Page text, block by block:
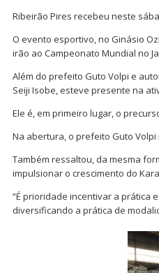
Ribeirão Pires recebeu neste
O evento esportivo, no Ginásio
irão ao Campeonato Mundial no
Além do prefeito Guto Volpi e
Seiji Isobe, esteve presente na
Ele é, em primeiro lugar, o
Na abertura, o prefeito Guto
Também ressaltou, da mesma
impulsionar o crescimento do
“É prioridade incentivar a prática
diversificando a prática de